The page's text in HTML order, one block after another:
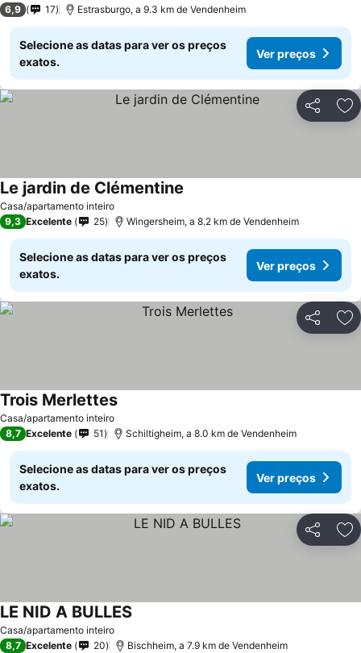
6,9 17 Estrasburgo, a 9.3 km de Vendenheim
Selecione as datas para ver os preços
exatos.
Ver preços
Partilhar
Casa/apartamento inteiro
Le jardin de Clémentine
9,3 Excelente 25 Wingersheim, a 8.2 km de Vendenheim
Selecione as datas para ver os preços
exatos.
Ver preços
Partilhar
Casa/apartamento inteiro
Trois Merlettes
8,7 Excelente 51 Schiltigheim, a 8.0 km de Vendenheim
Selecione as datas para ver os preços
exatos.
Ver preços
Partilhar
Casa/apartamento inteiro
LE NID A BULLES
8,7 Excelente 20 Bischheim, a 7.9 km de Vendenheim